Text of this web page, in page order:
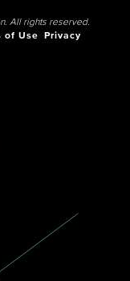
All rights reserved.
of Use
Privacy